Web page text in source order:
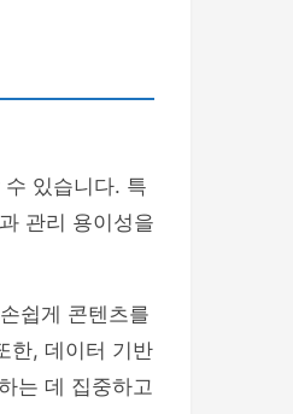
있습니다. 특
관리 용이성을
쉽게 콘텐츠를
한, 데이터 기반
는 데 집중하고